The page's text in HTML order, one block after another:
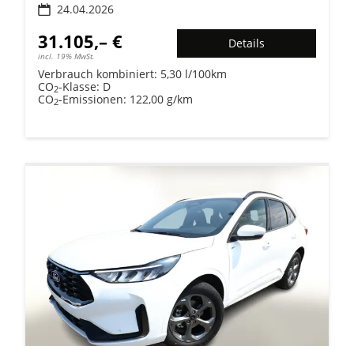
24.04.2026
31.105,– €
incl. 19% MwSt.
Details
Verbrauch kombiniert: 5,30 l/100km
CO2-Klasse: D
CO2-Emissionen: 122,00 g/km